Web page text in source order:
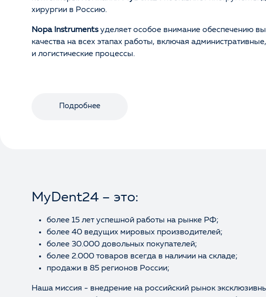
хирургии в Россию.
Nopa Instrumentsуделяет особое внимание обеспечению
качества на всех этапах работы, включая
и логистические процессы.
Подробнее
MyDent24 – это:
более 15 лет успешной работы на рынке РФ;
более 40 ведущих мировых производителей;
более 30.000 довольных покупателей;
более 2.000 товаров всегда в наличии на складе;
продажи в 85 регионов России;
Наша миссия - внедрение на российский рынок